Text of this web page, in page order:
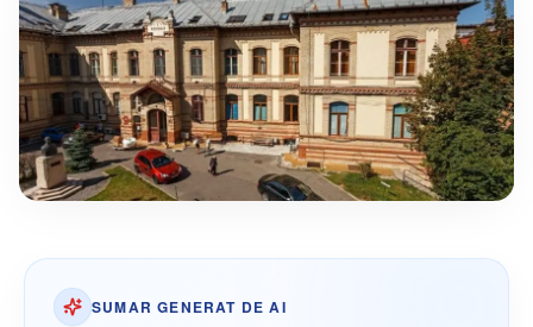
SUMAR GENERAT DE AI